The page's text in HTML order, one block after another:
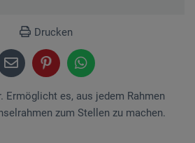
Drucken
Ermöglicht es, aus jedem Rahmen
zum Stellen zu machen.